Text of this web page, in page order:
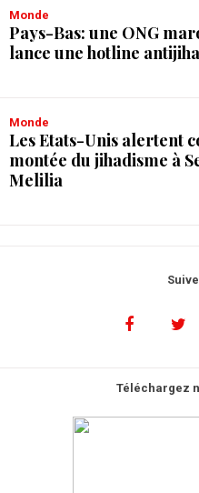
Monde
Pays-Bas: une ONG
lance une hotline
Monde
Les Etats-Unis alertent
montée du jihadisme à
Melilia
Téléchargez